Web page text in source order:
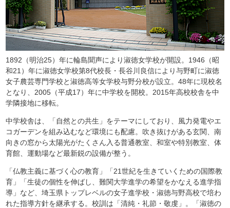
1892（明治25）年に輪島聞声により淑徳女学校が開設。1946（昭
和21）年に淑徳女学校第8代校長・長谷川良信により与野町に淑徳
女子農芸専門学校と淑徳高等女学校与野分校が設立。48年に現校名
となり、2005（平成17）年に中学校を開校。2015年高校校舎を中
学隣接地に移転。
中学校舎は、「自然との共生」をテーマにしており、風力発電やエ
コガーデンを組み込むなど環境にも配慮。吹き抜けがある玄関、南
向きの窓から太陽光がたくさん入る普通教室、和室や特別教室、体
育館、運動場など最新鋭の設備が整う。
「仏教主義に基づく心の教育」「21世紀を生きていくための国際教
育」「生徒の個性を伸ばし、難関大学進学の希望をかなえる進学指
導」など、埼玉県トップレベルの女子進学校・淑徳与野高校で培わ
れた指導方針を継承する。校訓は「清純・礼節・敬虔」。「淑徳の